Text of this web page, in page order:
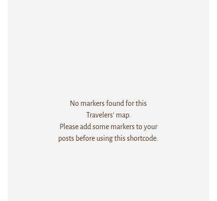
No markers found for this
Travelers' map.
Please add some markers to your
posts before using this shortcode.